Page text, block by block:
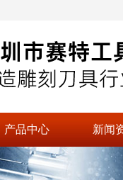
产品中心 新闻